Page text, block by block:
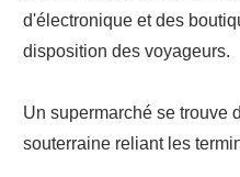
d'électronique et des
disposition des voyageurs.
Un supermarché se trouve
souterraine reliant les